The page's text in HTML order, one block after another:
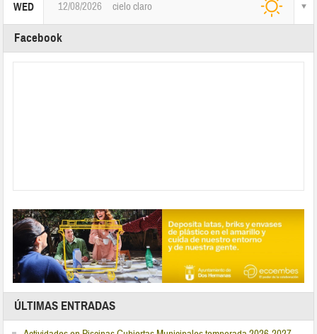
WED 12/08/2026 cielo claro
Facebook
ÚLTIMAS ENTRADAS